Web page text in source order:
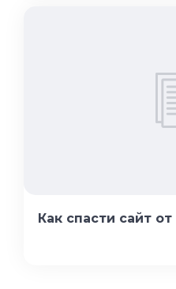
Как спасти сайт